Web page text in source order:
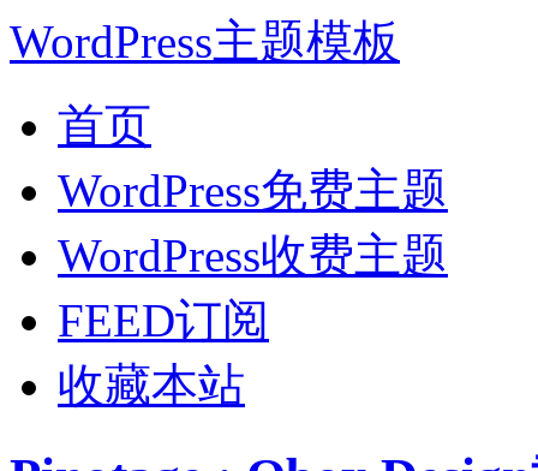
WordPress主题模板
首页
WordPress免费主题
WordPress收费主题
FEED订阅
收藏本站